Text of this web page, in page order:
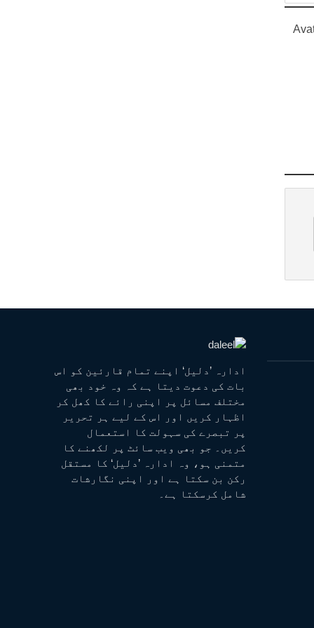
ادارہ ’دلیل‘ اپنے تمام قارئین کو اس
بات کی دعوت دیتا ہے کہ وہ خود بھی
مختلف مسائل پر اپنی رائے کا کھل کر
اظہار کریں اور اس کے لیے ہر تحریر
پر تبصرے کی سہولت کا استعمال
کریں۔ جو بھی ویب سائٹ پر لکھنے کا
متمنی ہو، وہ ادارہ ’دلیل‘ کا مستقل
رکن بن سکتا ہے اور اپنی نگارشات
شامل کرسکتا ہے۔